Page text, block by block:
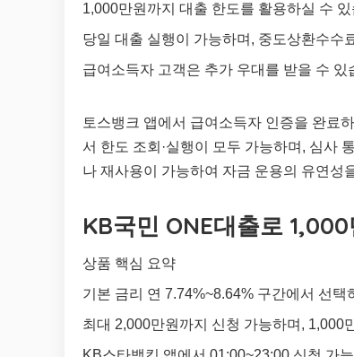
1,000만원까지 대출 한도를 활용하실 수 있
당일 대출 실행이 가능하며, 중도상환수수
급여소득자 고객은 추가 우대를 받을 수 있
토스뱅크 앱에서 급여소득자 인증을 완료
서 한도 조회·실행이 모두 가능하며, 심사
나 재사용이 가능하여 자금 운용의 유연성
KB국민 ONE대출로
상품 핵심 요약
기본 금리 연 7.74%~8.64% 구간에서 선택
최대 2,000만원까지 신청 가능하며, 1,000